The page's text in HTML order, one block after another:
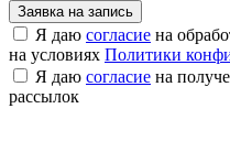
Заявка на запись
Я даю согласие на
на условиях Политики
Я даю согласие на
рассылок